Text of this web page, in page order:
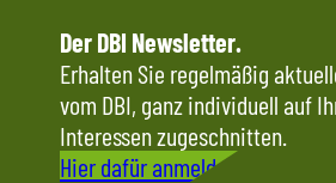
Der DBI Newsletter.
Erhalten Sie regelmäßig
vom DBI, ganz individuell auf
Interessen zugeschnitten.
Hier dafür anmelden